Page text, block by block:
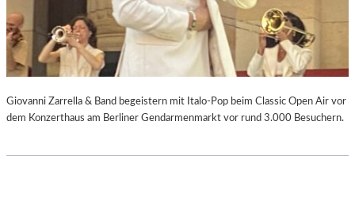
Giovanni Zarrella & Band begeistern mit Italo-Pop beim Classic Open Air vor
dem Konzerthaus am Berliner Gendarmenmarkt vor rund 3.000 Besuchern.